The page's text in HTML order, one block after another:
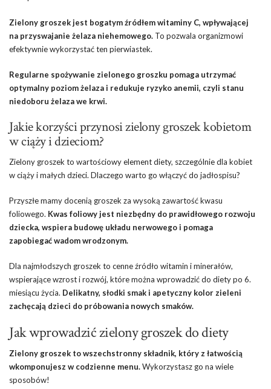
Zielony groszek jest bogatym źródłem witaminy C, wpływającej
na przyswajanie żelaza niehemowego. To pozwala organizmowi
efektywnie wykorzystać ten pierwiastek.
Regularne spożywanie zielonego groszku pomaga utrzymać
optymalny poziom żelaza i redukuje ryzyko anemii, czyli stanu
niedoboru żelaza we krwi.
Jakie korzyści przynosi zielony groszek kobietom
w ciąży i dzieciom?
Zielony groszek to wartościowy element diety, szczególnie dla kobiet
w ciąży i małych dzieci. Dlaczego warto go włączyć do jadłospisu?
Przyszłe mamy docenią groszek za wysoką zawartość kwasu
foliowego. Kwas foliowy jest niezbędny do prawidłowego rozwoju
dziecka, wspiera budowę układu nerwowego i pomaga
zapobiegać wadom wrodzonym.
Dla najmłodszych groszek to cenne źródło witamin i minerałów,
wspierające wzrost i rozwój, które można wprowadzić do diety po 6.
miesiącu życia. Delikatny, słodki smak i apetyczny kolor zieleni
zachęcają dzieci do próbowania nowych smaków.
Jak wprowadzić zielony groszek do diety
Zielony groszek to wszechstronny składnik, który z łatwością
wkomponujesz w codzienne menu.Wykorzystasz go na wiele
sposobów!